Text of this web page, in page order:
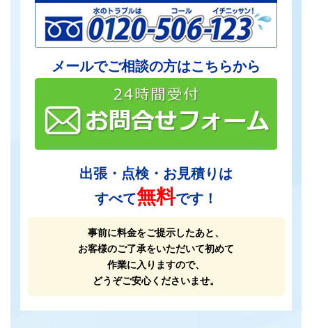
メールでご相談の方はこちらから
出張・点検・お見積りは
すべて無料です！
事前に料金をご提示したあと、
お客様のご了承をいただいて初めて
作業に入りますので、
どうぞご安心くださいませ。